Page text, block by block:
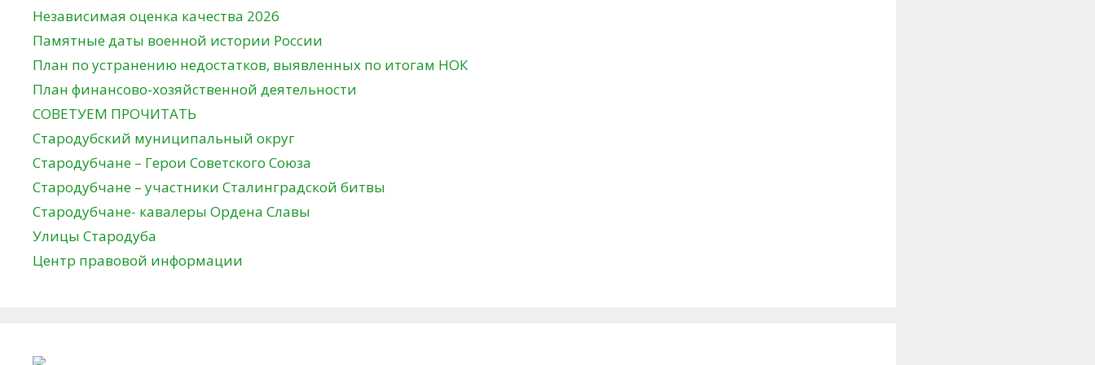
Независимая оценка качества 2026
Памятные даты военной истории России
План по устранению недостатков, выявленных по итогам НОК
План финансово-хозяйственной деятельности
СОВЕТУЕМ ПРОЧИТАТЬ
Стародубский муниципальный округ
Стародубчане – Герои Советского Союза
Стародубчане – участники Сталинградской битвы
Стародубчане- кавалеры Ордена Славы
Улицы Стародуба
Центр правовой информации